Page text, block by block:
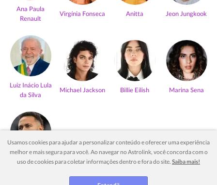
Ana Paula
Renault
Virgínia Fonseca Anitta Jeon Jungkook
Luiz Inácio Lula
da Silva
Michael Jackson Billie Eilish Marina Sena
Neymar Jr
Usamos cookies para ajudar a personalizar conteúdo e oferecer uma experiência
melhor e mais segura para você. Ao navegar no Astrolink, você concorda com o
uso de cookies para coletar informações dentro e fora do site. Saiba mais!